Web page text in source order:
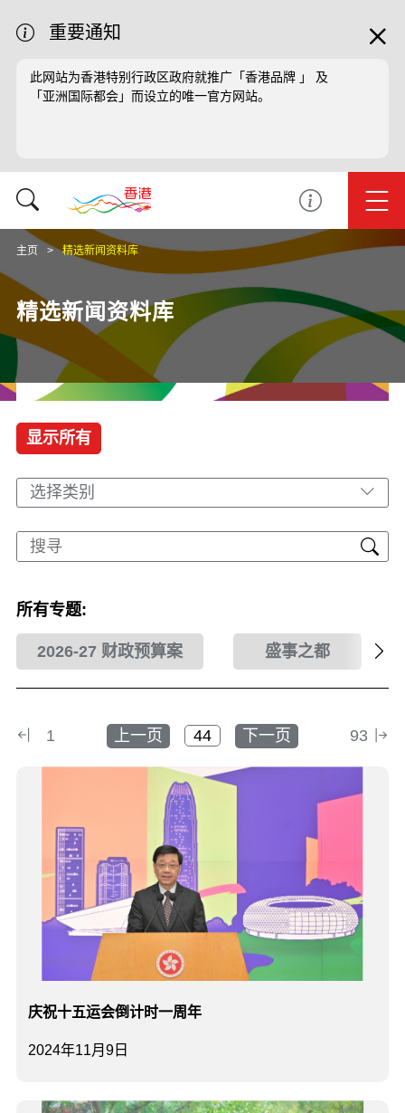
重要通知
此网站为香港特别行政区政府就推广「香港品牌 」 及
「亚洲国际都会」而设立的唯一官方网站。
主页 精选新闻资料库
精选新闻资料库
显示所有
选择类别
所有专题:
2026-27 财政预算案 盛事之都
1 上一页 下一页 93
2024年11月9日
庆祝十五运会倒计时一周年